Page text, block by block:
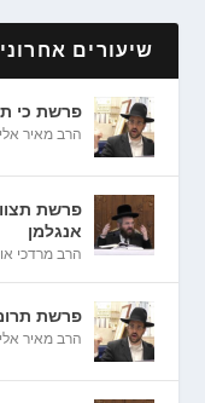
שיעורים
פרשת כי
הרב מאיר
פרשת
אנגלמן
הרב מרדכי
פרשת
הרב מאיר